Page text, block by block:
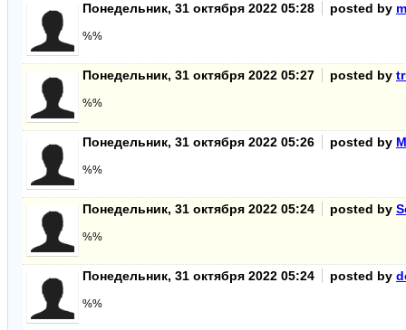
Понедельник, 31 октября 2022 05:28 posted by
%%
Понедельник, 31 октября 2022 05:27 posted by
%%
Понедельник, 31 октября 2022 05:26 posted by
%%
Понедельник, 31 октября 2022 05:24 posted by
%%
Понедельник, 31 октября 2022 05:24 posted by
%%